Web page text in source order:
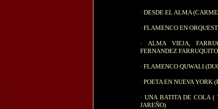
· DESDE EL ALMA
· FLAMENCO EN
· ALMA VIEJA,
FERNANDEZ
· FLAMENCO QUWALI
· POETA EN NUEVA YORK
· UNA BATITA DE COLA (
JAREÑO)